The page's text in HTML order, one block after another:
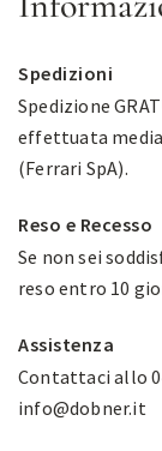
Spedizioni
Spedizione
effettuata
(Ferrari SpA).
Reso e Recesso
Se non sei
reso entro 10
Assistenza
Contattaci allo
info@dobner.it